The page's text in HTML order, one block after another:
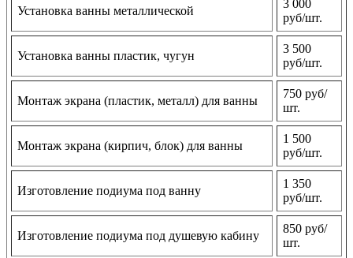
Установка ванны металлической
3 000
руб/шт.
Установка ванны пластик, чугун
3 500
руб/шт.
Монтаж экрана (пластик, металл) для ванны
750 руб/
шт.
Монтаж экрана (кирпич, блок) для ванны
1 500
руб/шт.
Изготовление подиума под ванну
1 350
руб/шт.
Изготовление подиума под душевую кабину
850 руб/
шт.